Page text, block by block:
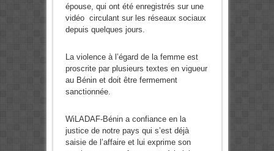
épouse, qui ont été enregistrés sur une
vidéo circulant sur les réseaux sociaux
depuis quelques jours.
La violence à l’égard de la femme est
proscrite par plusieurs textes en vigueur
au Bénin et doit être fermement
sanctionnée.
WiLADAF-Bénin a confiance en la
justice de notre pays qui s’est déjà
saisie de l’affaire et lui exprime son